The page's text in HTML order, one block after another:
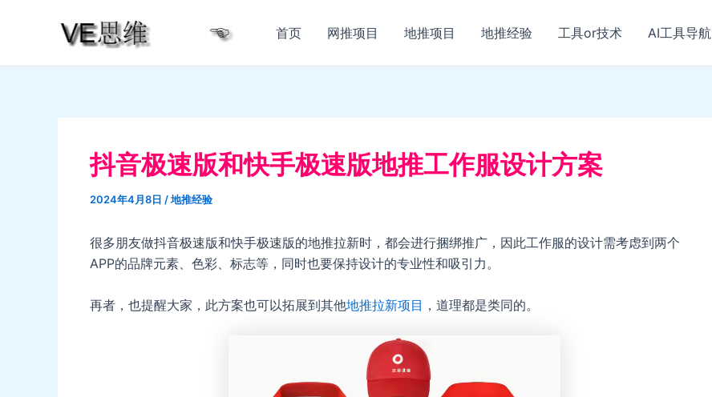
首页 网推项目 地推项目 地推经验 工具or技术 AI工具导航
抖音极速版和快手极速版地推工作服设计方案
2024年4月8日 /地推经验
很多朋友做抖音极速版和快手极速版的地推拉新时，都会进行捆绑推广，因此工作服的设计需考虑到两个
APP的品牌元素、色彩、标志等，同时也要保持设计的专业性和吸引力。
再者，也提醒大家，此方案也可以拓展到其他地推拉新项目 ，道理都是类同的。